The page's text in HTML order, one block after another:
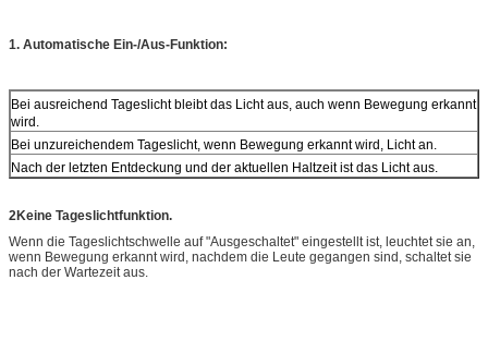
1. Automatische Ein-/Aus-Funktion:
Bei ausreichend Tageslicht bleibt das Licht aus, auch wenn Bewegung erkannt
wird.
Bei unzureichendem Tageslicht, wenn Bewegung erkannt wird, Licht an.
Nach der letzten Entdeckung und der aktuellen Haltzeit ist das Licht aus.
2Keine Tageslichtfunktion.
Wenn die Tageslichtschwelle auf "Ausgeschaltet" eingestellt ist, leuchtet sie an,
wenn Bewegung erkannt wird, nachdem die Leute gegangen sind, schaltet sie
nach der Wartezeit aus.